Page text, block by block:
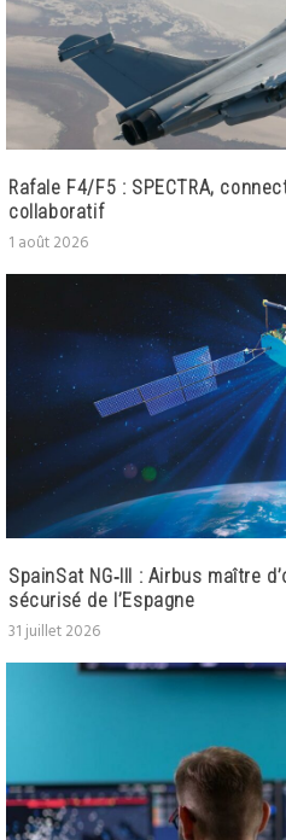
Rafale F4/F5 : SPECTRA,
collaboratif
1 août 2026
SpainSat NG‑III : Airbus maître
sécurisé de l’Espagne
31 juillet 2026